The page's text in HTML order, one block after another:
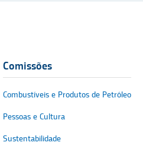
Comissões
Combustíveis e Produtos de Petróleo
Pessoas e Cultura
Sustentabilidade